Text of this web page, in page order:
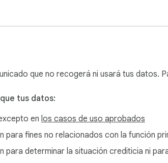
que no recogerá ni usará tus datos.
tus datos:
en los casos de uso aprobados
para fines no relacionados con la función
para determinar la situación crediticia ni